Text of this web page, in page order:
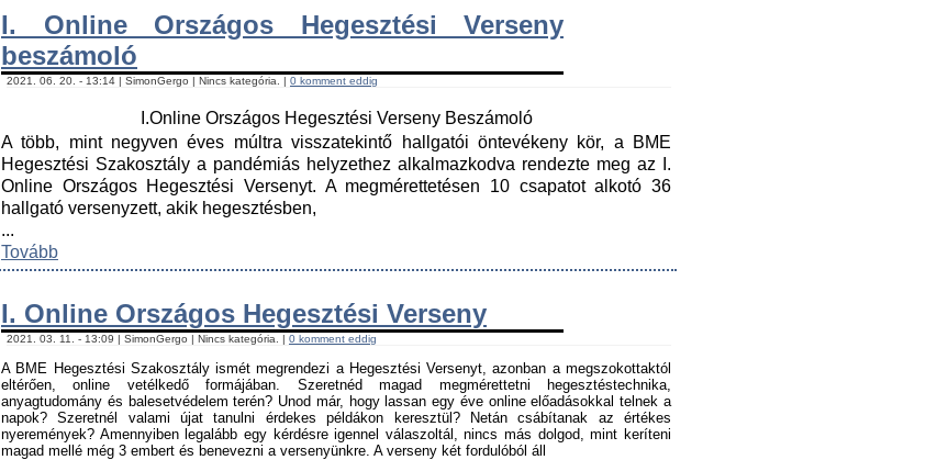
I. Online Országos Hegesztési Verseny
beszámoló
2021. 06. 20. - 13:14 | SimonGergo | Nincs kategória. | 0 komment eddig
I.Online Országos Hegesztési Verseny Beszámoló
A több, mint negyven éves múltra visszatekintő hallgatói öntevékeny kör, a BME
Hegesztési Szakosztály a pandémiás helyzethez alkalmazkodva rendezte meg az I.
Online Országos Hegesztési Versenyt. A megmérettetésen 10 csapatot alkotó 36
hallgató versenyzett, akik hegesztésben,
...
Tovább
I. Online Országos Hegesztési Verseny
2021. 03. 11. - 13:09 | SimonGergo | Nincs kategória. | 0 komment eddig
A BME Hegesztési Szakosztály ismét megrendezi a Hegesztési Versenyt, azonban a megszokottaktól
eltérően, online vetélkedő formájában. Szeretnéd magad megmérettetni hegesztéstechnika,
anyagtudomány és balesetvédelem terén? Unod már, hogy lassan egy éve online előadásokkal telnek a
napok? Szeretnél valami újat tanulni érdekes példákon keresztül? Netán csábítanak az értékes
nyeremények? Amennyiben legalább egy kérdésre igennel válaszoltál, nincs más dolgod, mint keríteni
magad mellé még 3 embert és benevezni a versenyünkre. A verseny két fordulóból áll